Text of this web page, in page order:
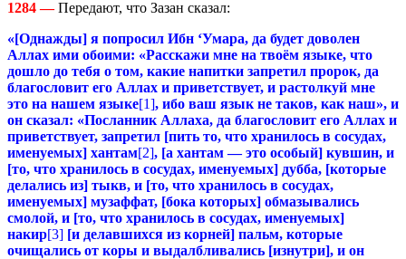
1284 —Передают, что Зазан сказал:
«[Однажды] я попросил Ибн ‘Умара, да будет доволен
Аллах ими обоими: «Расскажи мне на твоём языке, что
дошло до тебя о том, какие напитки запретил пророк, да
благословит его Аллах и приветствует, и растолкуй мне
это на нашем языке[1], ибо ваш язык не таков, как наш», и
он сказал: «Посланник Аллаха, да благословит его Аллах и
приветствует, запретил [пить то, что хранилось в сосудах,
именуемых] хантам[2], [а хантам — это особый] кувшин, и
[то, что хранилось в сосудах, именуемых] дубба, [которые
делались из] тыкв, и [то, что хранилось в сосудах,
именуемых] музаффат, [бока которых] обмазывались
смолой, и [то, что хранилось в сосудах, именуемых]
накир[3] [и делавшихся из корней] пальм, которые
очищались от коры и выдалбливались [изнутри], и он